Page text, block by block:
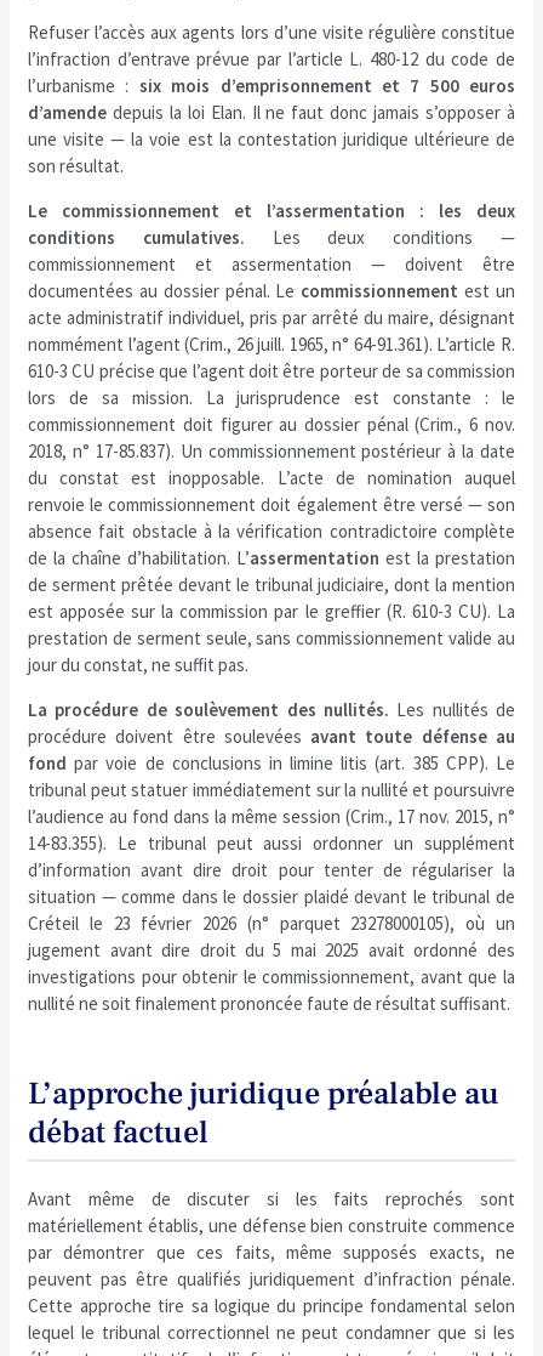
Refuser l’accès aux agents lors d’une visite régulière constitue
l’infraction d’entrave prévue par l’article L. 480-12 du code de
l’urbanisme : six mois d’emprisonnement et 7 500 euros
d’amende depuis la loi Elan. Il ne faut donc jamais s’opposer à
une visite — la voie est la contestation juridique ultérieure de
son résultat.
Le commissionnement et l’assermentation : les deux
conditions cumulatives. Les deux conditions —
commissionnement et assermentation — doivent être
documentées au dossier pénal. Le commissionnement est un
acte administratif individuel, pris par arrêté du maire, désignant
nommément l’agent (Crim., 26 juill. 1965, n° 64-91.361). L’article R.
610-3 CU précise que l’agent doit être porteur de sa commission
lors de sa mission. La jurisprudence est constante : le
commissionnement doit figurer au dossier pénal (Crim., 6 nov.
2018, n° 17-85.837). Un commissionnement postérieur à la date
du constat est inopposable. L’acte de nomination auquel
renvoie le commissionnement doit également être versé — son
absence fait obstacle à la vérification contradictoire complète
de la chaîne d’habilitation. L’assermentation est la prestation
de serment prêtée devant le tribunal judiciaire, dont la mention
est apposée sur la commission par le greffier (R. 610-3 CU). La
prestation de serment seule, sans commissionnement valide au
jour du constat, ne suffit pas.
La procédure de soulèvement des nullités. Les nullités de
procédure doivent être soulevées avant toute défense au
fond par voie de conclusions in limine litis (art. 385 CPP). Le
tribunal peut statuer immédiatement sur la nullité et poursuivre
l’audience au fond dans la même session (Crim., 17 nov. 2015, n°
14-83.355). Le tribunal peut aussi ordonner un supplément
d’information avant dire droit pour tenter de régulariser la
situation — comme dans le dossier plaidé devant le tribunal de
Créteil le 23 février 2026 (n° parquet 23278000105), où un
jugement avant dire droit du 5 mai 2025 avait ordonné des
investigations pour obtenir le commissionnement, avant que la
nullité ne soit finalement prononcée faute de résultat suffisant.
L’approche juridique préalable au
débat factuel
Avant même de discuter si les faits reprochés sont
matériellement établis, une défense bien construite commence
par démontrer que ces faits, même supposés exacts, ne
peuvent pas être qualifiés juridiquement d’infraction pénale.
Cette approche tire sa logique du principe fondamental selon
lequel le tribunal correctionnel ne peut condamner que si les